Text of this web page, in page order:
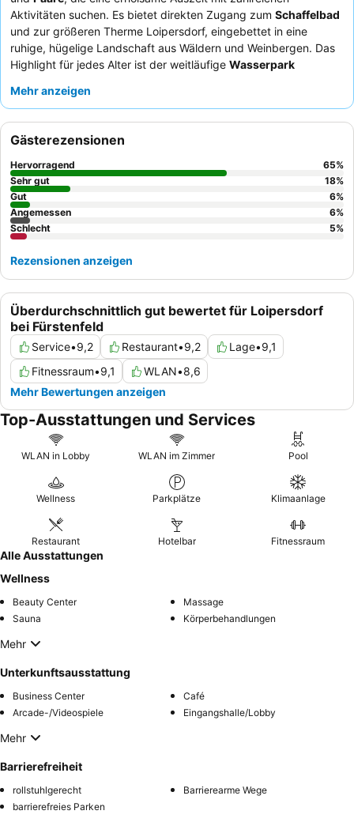
Aktivitäten suchen. Es bietet direkten Zugang zum Schaffelbad
und zur größeren Therme Loipersdorf, eingebettet in eine
ruhige, hügelige Landschaft aus Wäldern und Weinbergen. Das
Highlight für jedes Alter ist der weitläufige Wasserpark
ausgestattetes Kinderspielzimmer und Spielzimmer. Die Gäste
kulinarischen Angebote, insbesondere das reichhaltige
Frühstücksbuffetund die abwechslungsreichen Abendbuffets.
Für ein noch besseres Erlebnis empfiehlt es sich, ein Zimmer in
einer höheren Etage zu buchen, um möglicherweise eine
schönere Aussicht zu genießen.
Mehr anzeigen
Überdurchschnittlich gut bewertet für Loipersdorf
bei Fürstenfeld
Service•9,2 Restaurant•9,2 Lage•9,1
Fitnessraum•9,1 WLAN•8,6
Mehr Bewertungen anzeigen
Gästerezensionen
Hervorragend 65%
Sehr gut
18%
Gut
6%
Angemessen
6%
Schlecht
5%
Rezensionen anzeigen
Top-Ausstattungen und Services
WLAN in Lobby WLAN im Zimmer Pool
Wellness Parkplätze Klimaanlage
Restaurant Hotelbar Fitnessraum
Alle Ausstattungen
Wellness
Beauty Center
Massage
Sauna
Körperbehandlungen
Mehr
Unterkunftsausstattung
Business Center
Café
Arcade-/Videospiele
Eingangshalle/Lobby
Mehr
Barrierefreiheit
rollstuhlgerecht
Barrierearme Wege
barrierefreies Parken